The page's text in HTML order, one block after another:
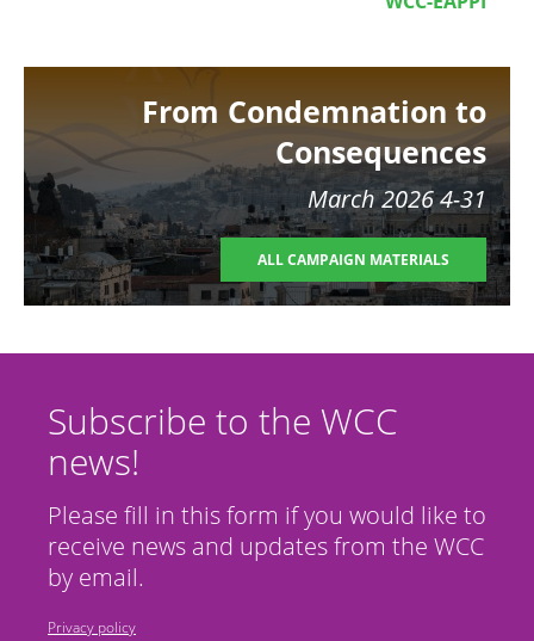
From Condemnation to
Consequences
4-31 March 2026
ALL CAMPAIGN MATERIALS
Subscribe to the WCC
news!
Please fill in this form if you would like to
receive news and updates from the WCC
by email.
Privacy policy